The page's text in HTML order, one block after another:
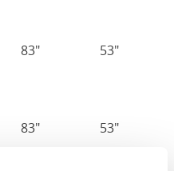
83" 53"
83" 53"